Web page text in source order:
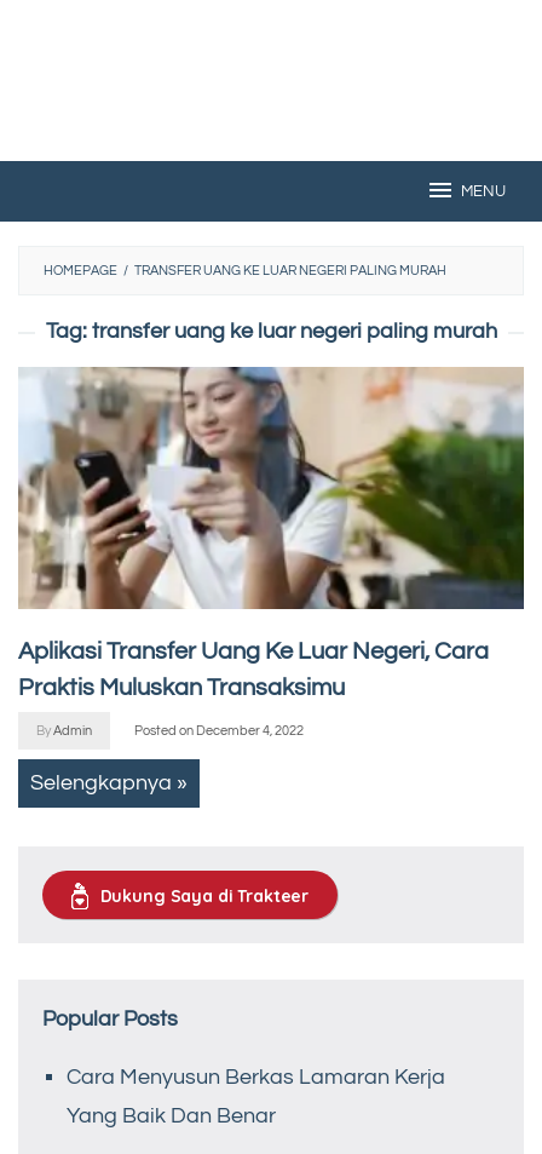
MENU
HOMEPAGE / TRANSFER UANG KE LUAR NEGERI PALING MURAH
Tag: transfer uang ke luar negeri paling murah
Aplikasi Transfer Uang Ke Luar Negeri, Cara
Praktis Muluskan Transaksimu
ByAdmin Posted on December 4, 2022
Selengkapnya »
Dukung Saya di Trakteer
Popular Posts
Cara Menyusun Berkas Lamaran Kerja
Yang Baik Dan Benar